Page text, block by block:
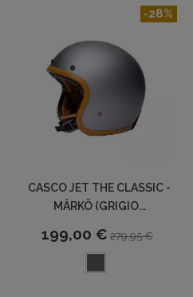
CASCO JET THE CLASSIC -
MÂRKÖ (GRIGIO...
199,00 € 279,95 €
-28%